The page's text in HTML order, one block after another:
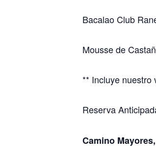
Bacalao Club
Mousse de
** Incluye nuestro
Reserva
Camino